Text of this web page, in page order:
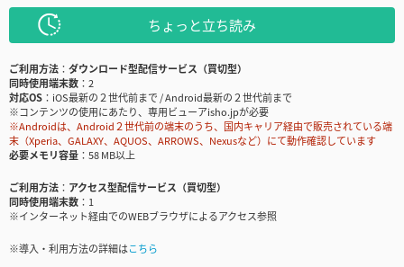
ちょっと立ち読み
ご利用方法
ダウンロード型配信サービス（買切型）
同時使用端末数
2
対応OS
iOS最新の２世代前まで / Android最新の２世代前まで
※コンテンツの使用にあたり、専用ビューアisho.jpが必要
※Androidは、Android２世代前の端末のうち、国内キャリア経由で販売されている端
末（Xperia、GALAXY、AQUOS、ARROWS、Nexusなど）にて動作確認しています
必要メモリ容量
58 MB以上
ご利用方法
アクセス型配信サービス（買切型）
同時使用端末数
1
※インターネット経由でのWEBブラウザによるアクセス参照
※導入・利用方法の詳細はこちら